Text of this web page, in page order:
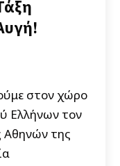
στον χώρο
Ελλήνων τον
Αθηνών της